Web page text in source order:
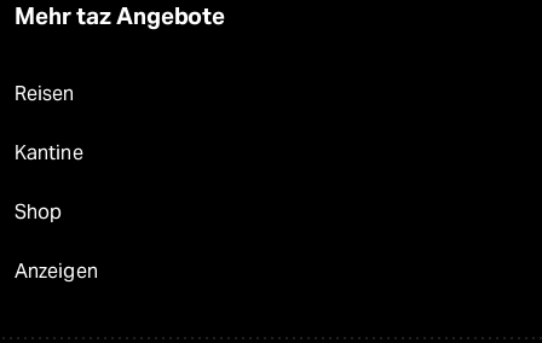
Mehr taz Angebote
Reisen
Kantine
Shop
Anzeigen